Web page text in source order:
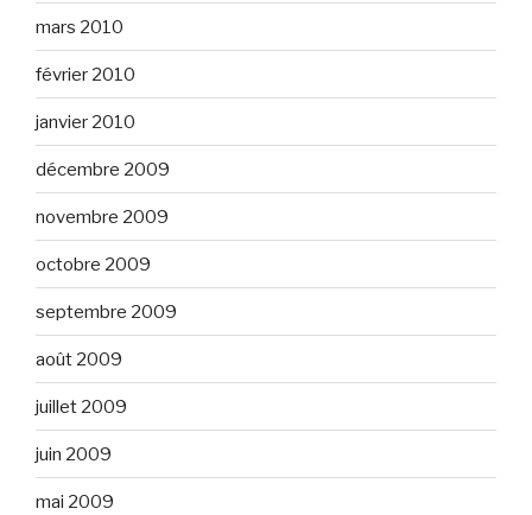
mars 2010
février 2010
janvier 2010
décembre 2009
novembre 2009
octobre 2009
septembre 2009
août 2009
juillet 2009
juin 2009
mai 2009